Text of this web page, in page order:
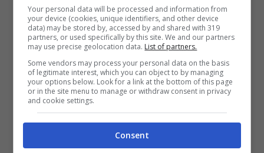
Stiamo parlando diLucas Beraldo, che al
momento milita per il Paris Saint-Germain.
Considerato uno dei talenti emergenti del
calcio brasiliano, ha avuto una crescita
costante e importante negli ultimi anni, tanto
da meritarsi la chiamata in una delle squadre
più prestigiose d’Europa come il PSG. La
Your personal data will be processed and information from
your device (cookies, unique identifiers, and other device
data) may be stored by, accessed by and shared with 319
partners, or used specifically by this site. We and our partners
may use precise geolocation data. List of partners.
Some vendors may process your personal data on the basis
of legitimate interest, which you can object to by managing
your options below. Look for a link at the bottom of this page
or in the site menu to manage or withdraw consent in privacy
and cookie settings.
Consent